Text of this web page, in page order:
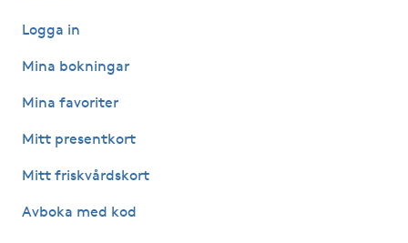
H
Hatha Yoga
Headspa
Herrklippning
Logga in
Mina bokningar
Mina favoriter
Mitt presentkort
Mitt friskvårdskort
Avboka med kod